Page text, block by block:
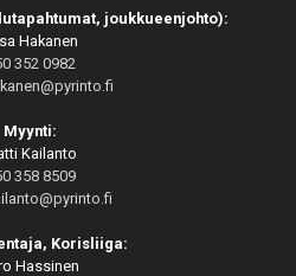
joukkueenjohto):
Hakanen
352 0982
Myynti:
Kailanto
358 8509
Korisliiga:
Hassinen